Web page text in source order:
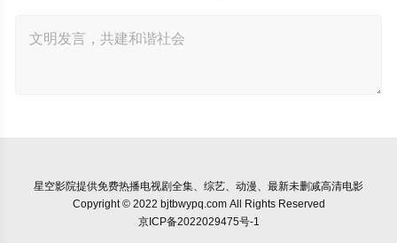
星空影院提供免费热播电视剧全集、综艺、动漫、最新未删减高清电影
Copyright © 2022 bjtbwypq.com All Rights Reserved
京ICP备2022029475号-1